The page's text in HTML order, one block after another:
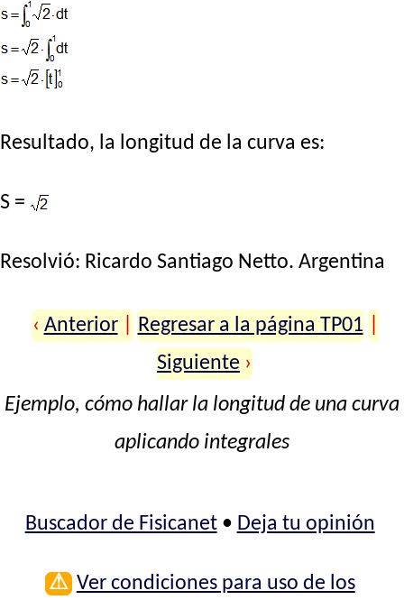
Resultado, la longitud de la curva es:
S =
Resolvió: Ricardo Santiago Netto. Argentina
‹ Anterior Regresar a la página TP01
Siguiente ›
Ejemplo, cómo hallar la longitud de una curva
aplicando integrales
Buscador de Fisicanet• Deja tu opinión
⚠ Ver condiciones para uso de los